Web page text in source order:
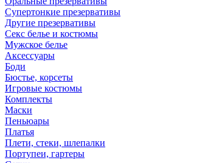
Супертонкие презервативы
Другие презервативы
Секс белье и костюмы
Мужское белье
Аксессуары
Боди
Бюстье, корсеты
Игровые костюмы
Комплекты
Маски
Пеньюары
Платья
Плети, стеки, шлепалки
Портупеи, гартеры